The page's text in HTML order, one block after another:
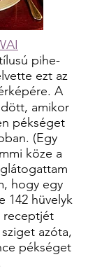
pihe-
ezt az
A
amikor
pékséget
(Egy
köze a
hogy egy
142 hüvelyk
receptjét
azóta,
pékséget